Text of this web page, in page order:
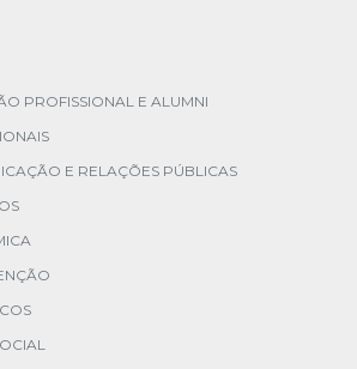
PROFISSIONAL E ALUMNI
E RELAÇÕES PÚBLICAS